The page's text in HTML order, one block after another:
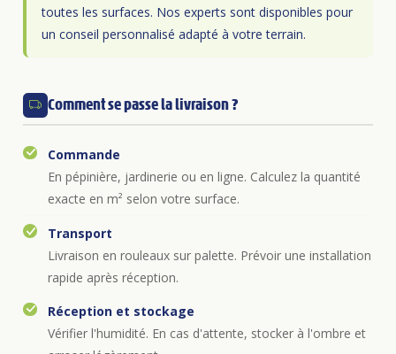
toutes les surfaces. Nos experts sont disponibles pour
un conseil personnalisé adapté à votre terrain.
Comment se passe la livraison ?
Commande
En pépinière, jardinerie ou en ligne. Calculez la quantité
exacte en m² selon votre surface.
Transport
Livraison en rouleaux sur palette. Prévoir une installation
rapide après réception.
Réception et stockage
Vérifier l'humidité. En cas d'attente, stocker à l'ombre et